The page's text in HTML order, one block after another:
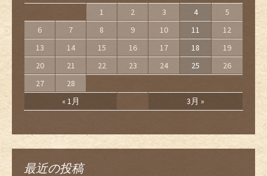
« 1月 3月 »
1 2 3 4
5
6
7 8 9 10 11
12
13
14 15 16 17 18
19
20
21 22 23 24 25
26
27
28
最近の投稿